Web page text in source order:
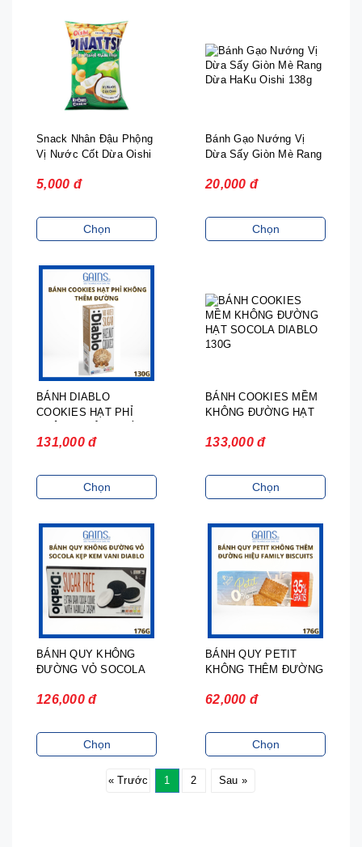
Snack Nhân Đậu Phộng
Vị Nước Cốt Dừa Oishi
5,000 đ
Chọn
Bánh Gạo Nướng Vị
Dừa Sấy Giòn Mè Rang
20,000 đ
Chọn
BÁNH DIABLO
COOKIES HẠT PHỈ
135G
131,000 đ
Chọn
BÁNH COOKIES MỀM
KHÔNG ĐƯỜNG HẠT
133,000 đ
Chọn
BÁNH QUY KHÔNG
ĐƯỜNG VỎ SOCOLA
DIABLO 176G – NGỌT
KHÔNG LO TĂNG
126,000 đ
Chọn
BÁNH QUY PETIT
KHÔNG THÊM ĐƯỜNG
190G
62,000 đ
Chọn
« Trước 1 2 Sau »